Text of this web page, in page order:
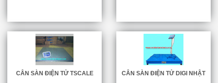
CÂN SÀN ĐIỆN TỬ TSCALE CÂN SÀN ĐIỆN TỬ DIGI NHẬT